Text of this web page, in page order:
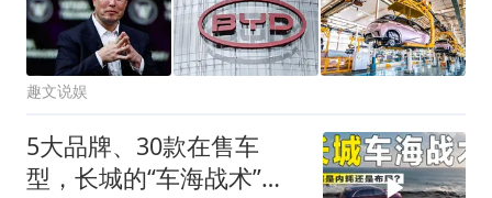
趣文说娱
5大品牌、30款在售车
型，长城的“车海战术”，